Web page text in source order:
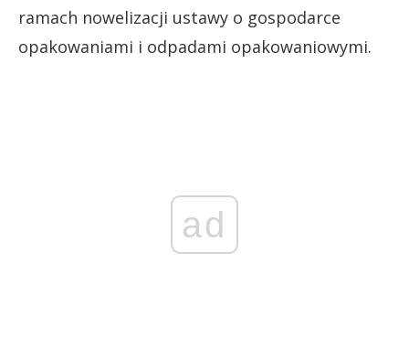
ramach nowelizacji ustawy o gospodarce
opakowaniami i odpadami opakowaniowymi.
ad